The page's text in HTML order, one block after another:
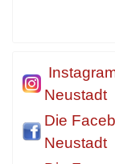
Neustadt
Die
Neustadt